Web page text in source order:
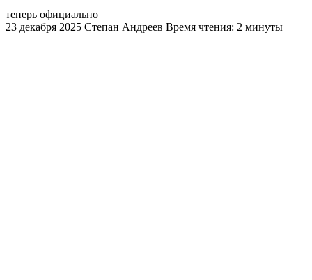
теперь официально
23 декабря 2025 Степан Андреев Время чтения: 2 минуты